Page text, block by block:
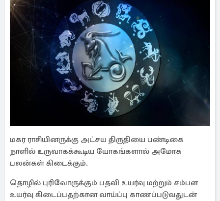
மகர ராசியினருக்கு அட்சய திருதியை பண்டிகை
நாளில் உருவாகக்கூடிய யோகங்களால் அமோக
பலன்கள் கிடைக்கும்.
தொழில் புரிவோருக்கும் பதவி உயர்வு மற்றும் சம்பள
உயர்வு கிடைப்பதற்கான வாய்ப்பு காணப்படுவதுடன்